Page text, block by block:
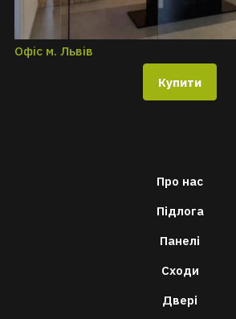
Офіс м. Львів
Купити
Про нас
Підлога
Панелі
Сходи
Двері